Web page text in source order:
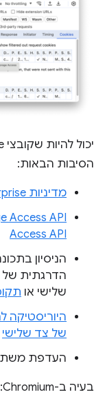
הסיבות הבאות:
מדיניות Chrome Enterprise
Access API
Access API
הניסיון
שלישי או
של צד שלישי
העדפת
בעיה ב-Chromium: ‏